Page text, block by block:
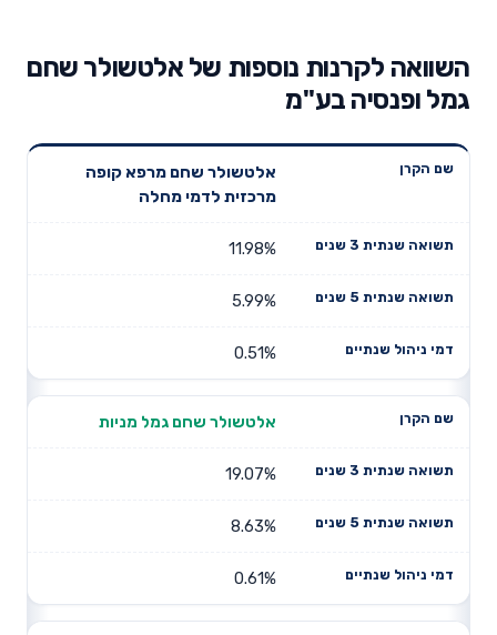
השוואה לקרנות נוספות של אלטשולר שחם
גמל ופנסיה בע"מ
שנתית 3
תשואה
שנתית 5
אלטשולר שחם מרפא קופה
מרכזית לדמי מחלה
11.98%
5.99%
0.51%
אלטשולר שחם גמל מניות
19.07%
8.63%
0.61%